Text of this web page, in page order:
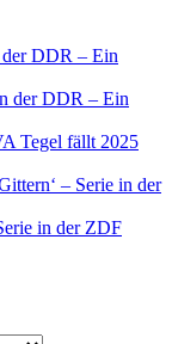
DDR – Ein
der DDR – Ein
Tegel fällt 2025
– Serie in der
in der ZDF